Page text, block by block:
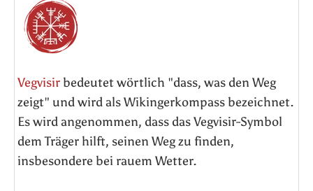
Vegvisir bedeutet wörtlich "dass, was den Weg
zeigt" und wird als Wikingerkompass bezeichnet.
Es wird angenommen, dass das Vegvisir-Symbol
dem Träger hilft, seinen Weg zu finden,
insbesondere bei rauem Wetter.